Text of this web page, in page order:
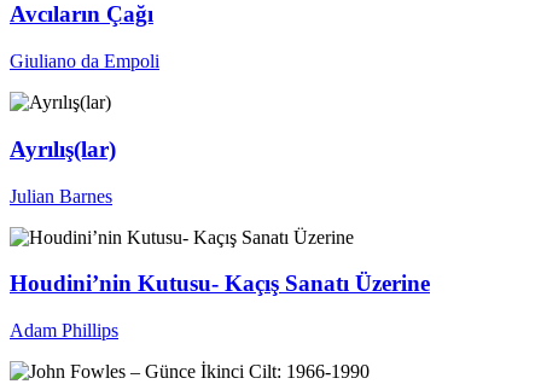
Avcıların Çağı
Giuliano da Empoli
Ayrılış(lar)
Julian Barnes
Houdini’nin Kutusu- Kaçış Sanatı Üzerine
Adam Phillips